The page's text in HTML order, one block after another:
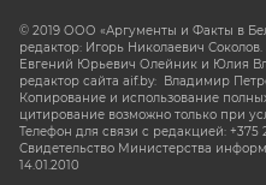
© 2019 ООО «Аргументы и Факты в
редактор: Игорь Николаевич
Евгений Юрьевич Олейник и Юлия
редактор сайта aif.by: Владимир
Копирование и использование
цитирование возможно только при
Телефон для связи с редакцией: +375
Свидетельство Министерства
14.01.2010